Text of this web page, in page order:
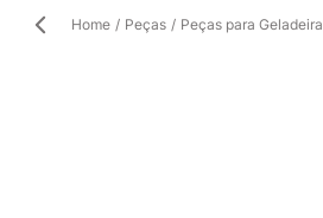
Home / Peças / Peças para Geladeira